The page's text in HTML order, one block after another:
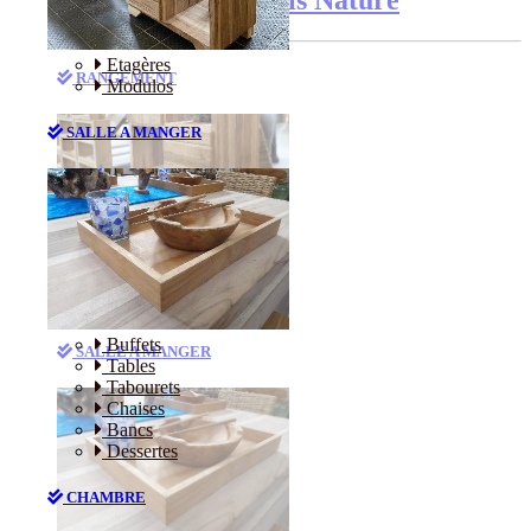
Etagères
Modulos
SALLE A MANGER
Buffets
Tables
Tabourets
Chaises
Bancs
Dessertes
CHAMBRE
RANGEMENT
Etagères
Modulos
SALLE A MANGER